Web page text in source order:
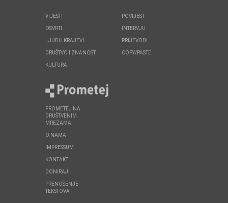
VIJESTI
OSVRTI
LJUDI I KRAJEVI
DRUŠTVO I ZNANOST
KULTURA
POVIJEST
INTERVJU
PRIJEVODI
COPY/PASTE
PROMETEJ NA
DRUŠTVENIM
MREŽAMA
O NAMA
IMPRESSUM
KONTAKT
DONIRAJ
PRENOŠENJE
TEKSTOVA